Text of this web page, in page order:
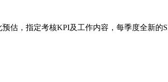
估，指定考核KPI及工作内容，每季度全新的